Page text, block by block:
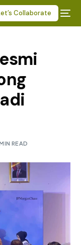
Collaborate
READ